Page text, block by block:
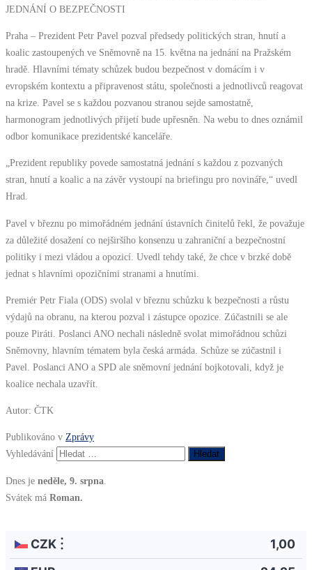
JEDNÁNÍ O BEZPEČNOSTI
Praha – Prezident Petr Pavel pozval předsedy politických stran, hnutí a
koalic zastoupených ve Sněmovně na 15. května na jednání na Pražském
hradě. Hlavními tématy schůzek budou bezpečnost v domácím i v
evropském kontextu a připravenost státu, společnosti a jednotlivců reagovat
na krize. Pavel se s každou pozvanou stranou sejde samostatně,
harmonogram jednotlivých přijetí bude upřesněn. Na webu to dnes oznámil
odbor komunikace prezidentské kanceláře.
„Prezident republiky povede samostatná jednání s každou z pozvaných
stran, hnutí a koalic a na závěr vystoupí na briefingu pro novináře,“ uvedl
Hrad.
Pavel v březnu po mimořádném jednání ústavních činitelů řekl, že považuje
za důležité dosažení co nejširšího konsenzu u zahraniční a bezpečnostní
politiky i mezi vládou a opozicí. Uvedl tehdy také, že chce v brzké době
jednat s hlavními opozičními stranami a hnutími.
Premiér Petr Fiala (ODS) svolal v březnu schůzku k bezpečnosti a růstu
výdajů na obranu, na kterou pozval i zástupce opozice. Zúčastnili se ale
pouze Piráti. Poslanci ANO nechali následně svolat mimořádnou schůzi
Sněmovny, hlavním tématem byla česká armáda. Schůze se zúčastnil i
Pavel. Poslanci ANO a SPD ale sněmovní jednání bojkotovali, když je
koalice nechala uzavřít.
Autor: ČTK
Publikováno v Zprávy
Vyhledávání
Dnes je neděle, 9. srpna
Svátek má Roman.